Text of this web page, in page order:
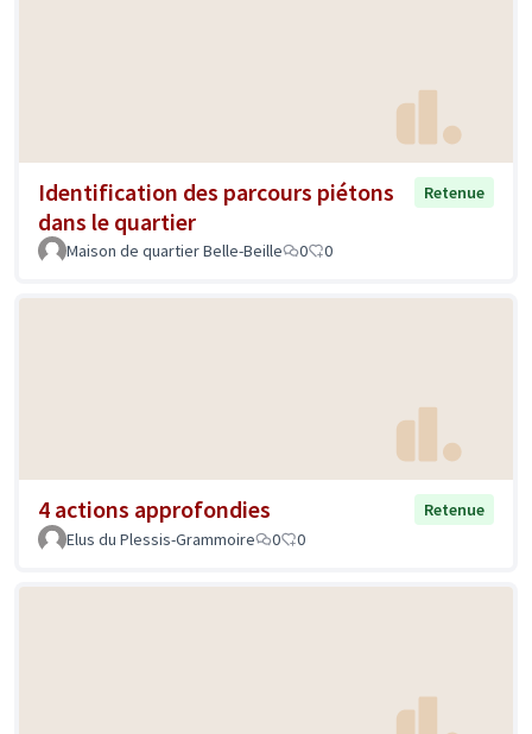
Identification des parcours piétons
dans le quartier
Retenue
Maison de quartier Belle-Beille 0 0
4 actions approfondies
Retenue
Elus du Plessis-Grammoire
0 0